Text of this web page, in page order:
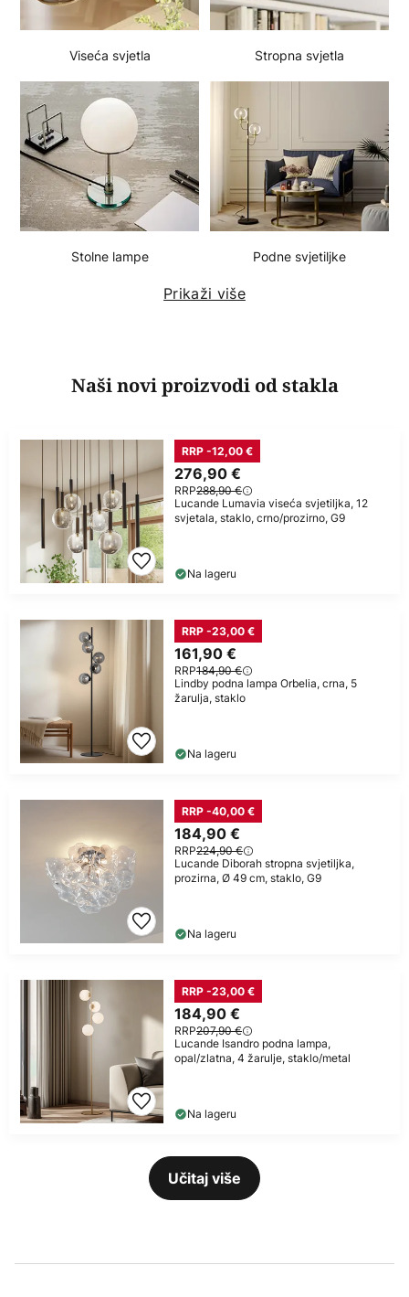
Viseća svjetla Stropna svjetla
Stolne lampe Podne svjetiljke
Prikaži više
Naši novi proizvodi od stakla
276,90 €
RRP288,90 €
RRP -12,00 €
Lucande Lumavia viseća svjetiljka, 12
svjetala, staklo, crno/prozirno, G9
Na lageru
161,90 €
RRP184,90 €
RRP -23,00 €
Lindby podna lampa Orbelia, crna, 5
žarulja, staklo
Na lageru
184,90 €
RRP224,90 €
RRP -40,00 €
Lucande Diborah stropna svjetiljka,
prozirna, Ø 49 cm, staklo, G9
Na lageru
184,90 €
RRP207,90 €
RRP -23,00 €
Lucande Isandro podna lampa,
opal/zlatna, 4 žarulje, staklo/metal
Na lageru
Učitaj više